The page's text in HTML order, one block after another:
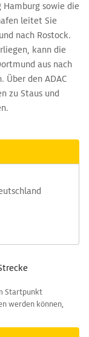
sowie die
leitet Sie
nach Rostock.
kann die
aus nach
Über den ADAC
zu Staus und
Startpunkt
werden können,